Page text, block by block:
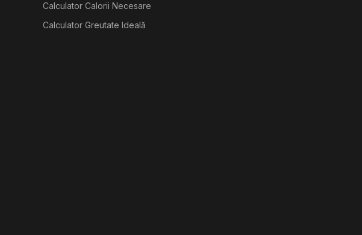
Calculator Calorii Necesare
Calculator Greutate Ideală